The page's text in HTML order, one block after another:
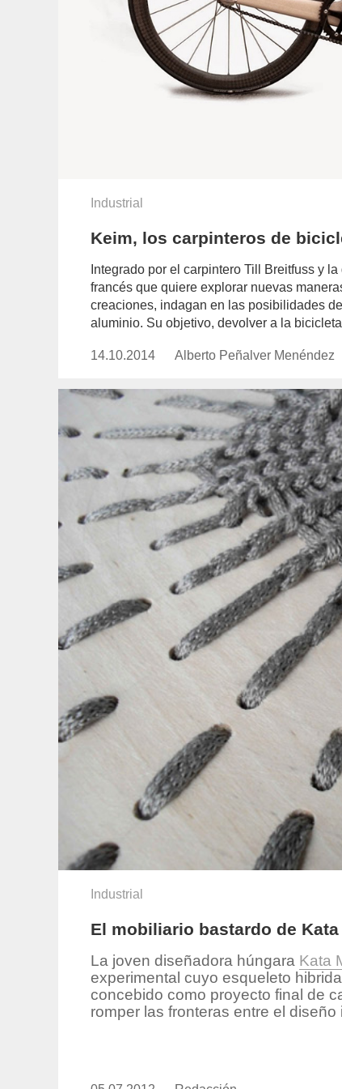
Industrial
Keim, los carpinteros de
Integrado por el carpintero Till Breitfuss y
francés que quiere explorar nuevas
creaciones, indagan en las posibilidades
aluminio. Su objetivo, devolver a la
Publicado
14.10.2014
https://www.experimenta.es/
menendez/
Alberto Peñalver Menéndez
Industrial
El mobiliario bastardo de
La joven diseñadora húngara Kata
experimental cuyo esqueleto
concebido como proyecto final de
romper las fronteras entre el